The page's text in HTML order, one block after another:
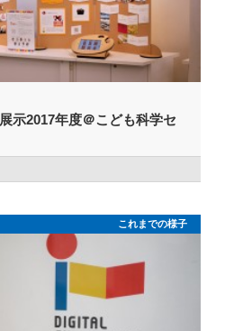
示2017年度＠こども科学セ
これまでの様子